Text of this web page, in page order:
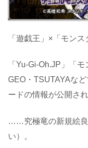
「遊戯王」×「モン
「Yu-Gi-Oh.JP」「
GEO・TSUTAYAな
ードの情報が公開され
……究極竜の新規絵
い）。